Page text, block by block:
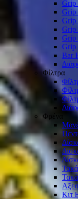
Grip
Grip
Grip
Grip
Grip
Grip
Bar
Φίλτρα
Φρένα
Κιτ